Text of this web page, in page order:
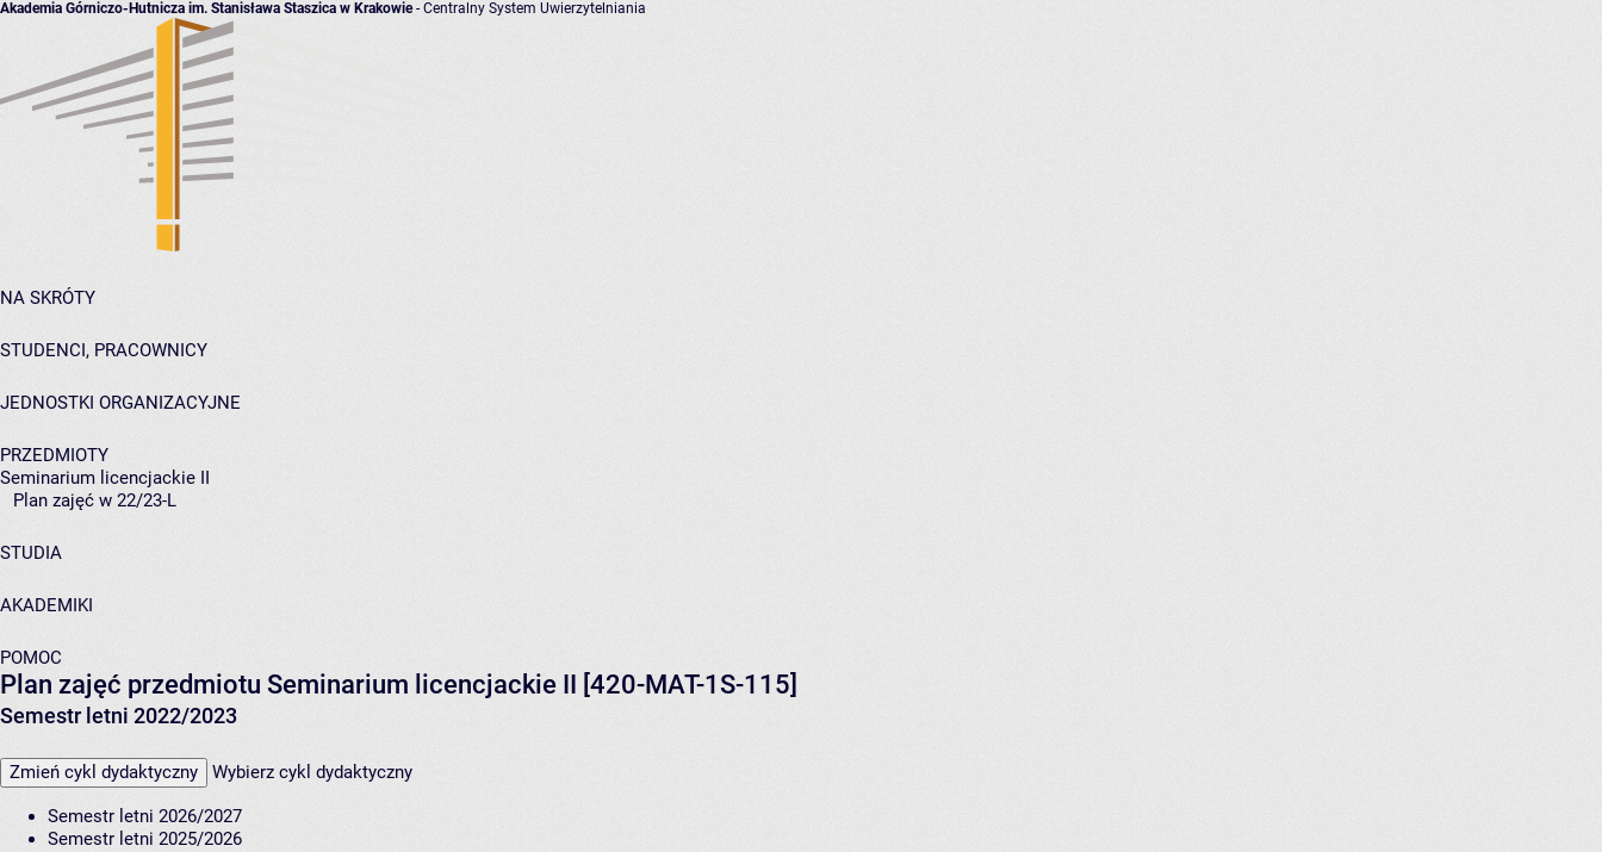
Akademia Górniczo-Hutnicza im. Stanisława Staszica w Krakowie- Centralny System Uwierzytelniania
NA SKRÓTY
STUDENCI, PRACOWNICY
JEDNOSTKI ORGANIZACYJNE
PRZEDMIOTY
Seminarium licencjackie II
Plan zajęć w 22/23-L
STUDIA
AKADEMIKI
POMOC
Plan zajęć przedmiotu Seminarium licencjackie II [420-MAT-1S-115]
Semestr letni 2022/2023
Zmień cykl dydaktyczny Wybierz cykl dydaktyczny
Semestr letni 2026/2027
Semestr letni 2025/2026